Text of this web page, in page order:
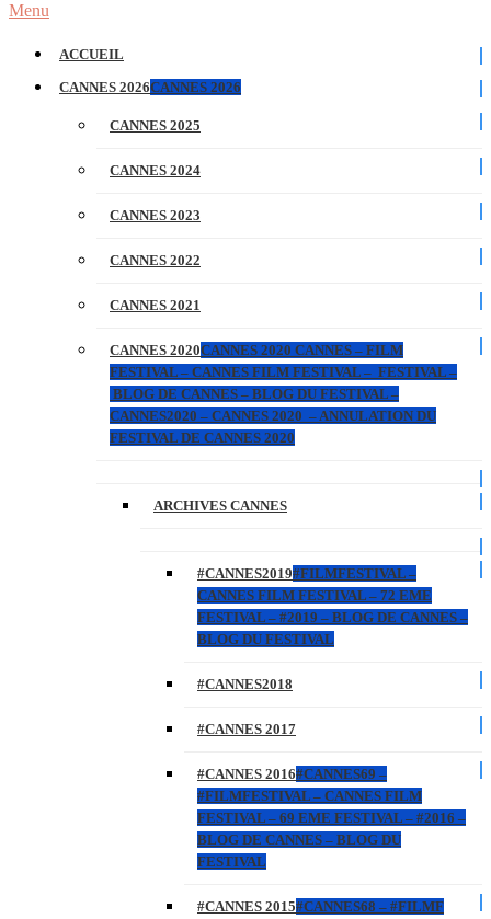
Menu
ACCUEIL
CANNES 2026CANNES 2026
CANNES 2025
CANNES 2024
CANNES 2023
CANNES 2022
CANNES 2021
CANNES 2020CANNES 2020 CANNES – FILM
FESTIVAL – CANNES FILM FESTIVAL – FESTIVAL –
BLOG DE CANNES – BLOG DU FESTIVAL –
CANNES2020 – CANNES 2020 – ANNULATION DU
FESTIVAL DE CANNES 2020
ARCHIVES CANNES
#CANNES2019#FILMFESTIVAL –
CANNES FILM FESTIVAL – 72 EME
FESTIVAL – #2019 – BLOG DE CANNES –
BLOG DU FESTIVAL
#CANNES2018
#CANNES 2017
#CANNES 2016#CANNES69 –
#FILMFESTIVAL – CANNES FILM
FESTIVAL – 69 EME FESTIVAL – #2016 –
BLOG DE CANNES – BLOG DU
FESTIVAL
#CANNES 2015#CANNES68 – #FILMF